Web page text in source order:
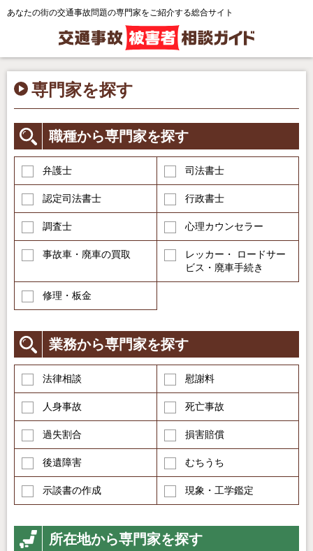
あなたの街の交通事故問題の専門家をご紹介する総合サイト
専門家を探す
職種から専門家を探す
弁護士 司法書士
認定司法書士 行政書士
調査士 心理カウンセラー
事故車・廃車の買取
レッカー・ ロードサー
ビス・廃車手続き
修理・板金
業務から専門家を探す
法律相談 慰謝料
人身事故 死亡事故
過失割合 損害賠償
後遺障害 むちうち
示談書の作成 現象・工学鑑定
所在地から専門家を探す